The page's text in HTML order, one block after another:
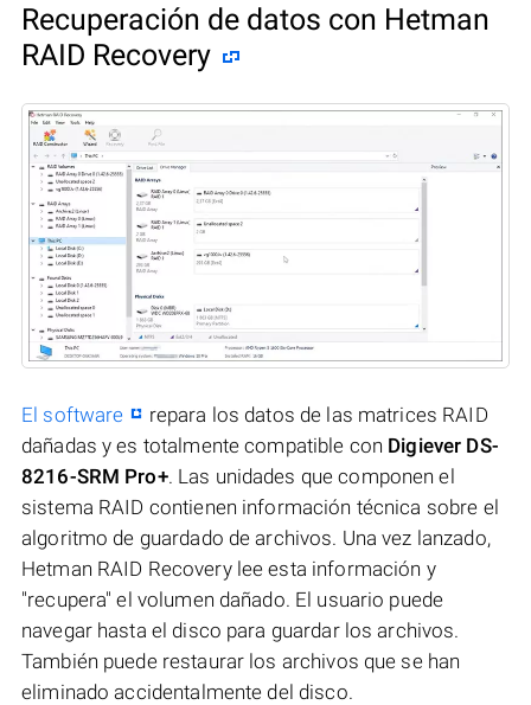
Recuperación de datos con Hetman
RAID Recovery
El software
repara los datos de las matrices RAID
dañadas y es totalmente compatible con Digiever DS-
8216-SRM Pro+. Las unidades que componen el
sistema RAID contienen información técnica sobre el
algoritmo de guardado de archivos. Una vez lanzado,
Hetman RAID Recovery lee esta información y
"recupera" el volumen dañado. El usuario puede
navegar hasta el disco para guardar los archivos.
También puede restaurar los archivos que se han
eliminado accidentalmente del disco.